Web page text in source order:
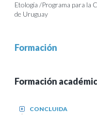
Etología /Programa para la
de Uruguay
Formación
Formación
CONCLUIDA
+